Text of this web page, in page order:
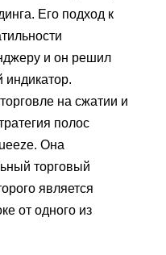
Его подход к
и он решил
индикатор.
на сжатии и
полос
Она
торговый
является
от одного из